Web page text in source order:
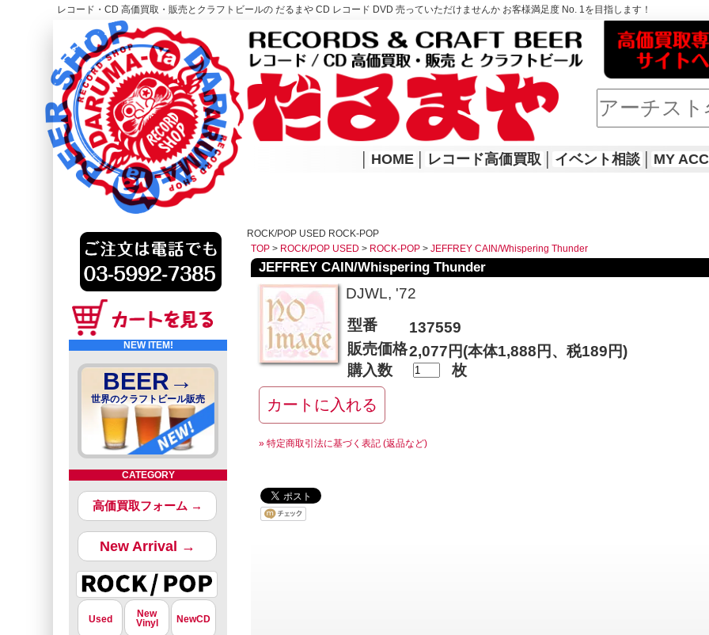
レコード・CD 高価買取・販売とクラフトビールの だるまや CD レコード DVD 売っていただけませんか お客様満足度 No. 1を目指します！
レコード高価買取はこちら
HOME
HOME レコード高価買取 イベント相談 MY
NEW ITEM!
BEER→
世界のクラフトビール販売
CATEGORY
高価買取フォーム →
New Arrival →
Used
New
Vinyl
NewCD
ROCK/POP USED ROCK-POP
TOP > ROCK/POP USED > ROCK-POP > JEFFREY CAIN/Whispering Thunder
JEFFREY CAIN/Whispering Thunder
DJWL, '72
型番
137559
販売価格2,077円(本体1,888円、税189円)
購入数
枚
» 特定商取引法に基づく表記 (返品など)